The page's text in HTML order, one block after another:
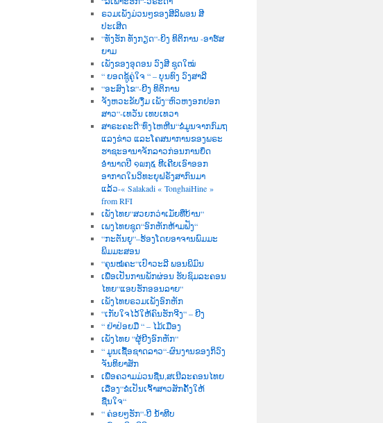
ຣວມເພັງມ່ວນໆຂອງສີລິພອນ ສີ
ປະເສີດ
“ທັງຮັກ ທັງກຽດ“-ຍິງ ທິຕິການ -ອາຮ໌ສ
ຍາມ
ເພັງຂອງອຸດອນ ວົງສີ ຊຸດໃໝ່
“ ຍອດຊູ້ຄູ່ໃຈ “ – ບຸນທົງ ວົງສາລີ
“ອະສົງໄຂ“-ຍີງ ທິຕິການ
ຈັງຫວະຂັບງື່ມ ເພັງ“ຫົວຫງອກຢອກ
ສາວ“-ເທວັນ ເທບເທວາ
ສາຣະຄະດີ“ທົ່ງໄຫຫີນ“ຂໍ່ມູນຈາກກົມຖ
ແລງຂ່າວ ແລະໂຄສນາການຂອງພຣະ
ຮາຊະອານາຈັກລາວກ່ອນການຍຶດ
ອຳນາດປີ ໑໙໗໕ ທີເຄີຍເອົາອອກ
ອາກາດໃນວິທະຍຸຝຣັ່ງສາກົນມາ
ແລ້ວ-« Salakadi « TonghaiHine »
from RFI
ເພັງໄທຍ“ສວຍກວ່າເມັຍທີ່ບ້ານ“
ເພງໄທຍຊຸດ“ອົກຫັກຫ້າມຟັງ“
“ກະຕັນຍູ“–ຮ້ອງໂດຍອາຈານພົມມະ
ພິມມະສອນ
“ຄຸນໝໍຄະ“ເປົາວະລີ ພອນພິມົນ
ເພື່ອເປັນການພັກຜ່ອນ ຮັບຊົມລະຄອນ
ໄທຍ“ແອບຮັກອອນລາຍ“
ເພັງໄທຍຣວມເພັງອົກຫັກ
“ເກັບໃຈໄວ້ໃຫ້ຄົນຮັກຈີງ“ – ຍີງ
“ ຢ່າປ່ອຍມື “ – ໄມ້ເມືອງ
ເພັງໄທຍ “ຜູ້ຍີງອົກຫັກ“
“ ມູນເຊື້ອຊາດລາວ“-ຜົນງານຂອງກິວົງ
ຈັນທິຍາສັກ
ເພື່ອຄວາມມ່ວນຊື່ນ,ສເນີລະຄອນໄທຍ
ເລື່ອງ“ຂໍເປັນເຈົ້າສາວສັກຄັ້ງໃຫ້
ຊື່ນໃຈ“
“ ຄ່ອຍໆຮັກ“-ບີ ນໍ້າທີບ